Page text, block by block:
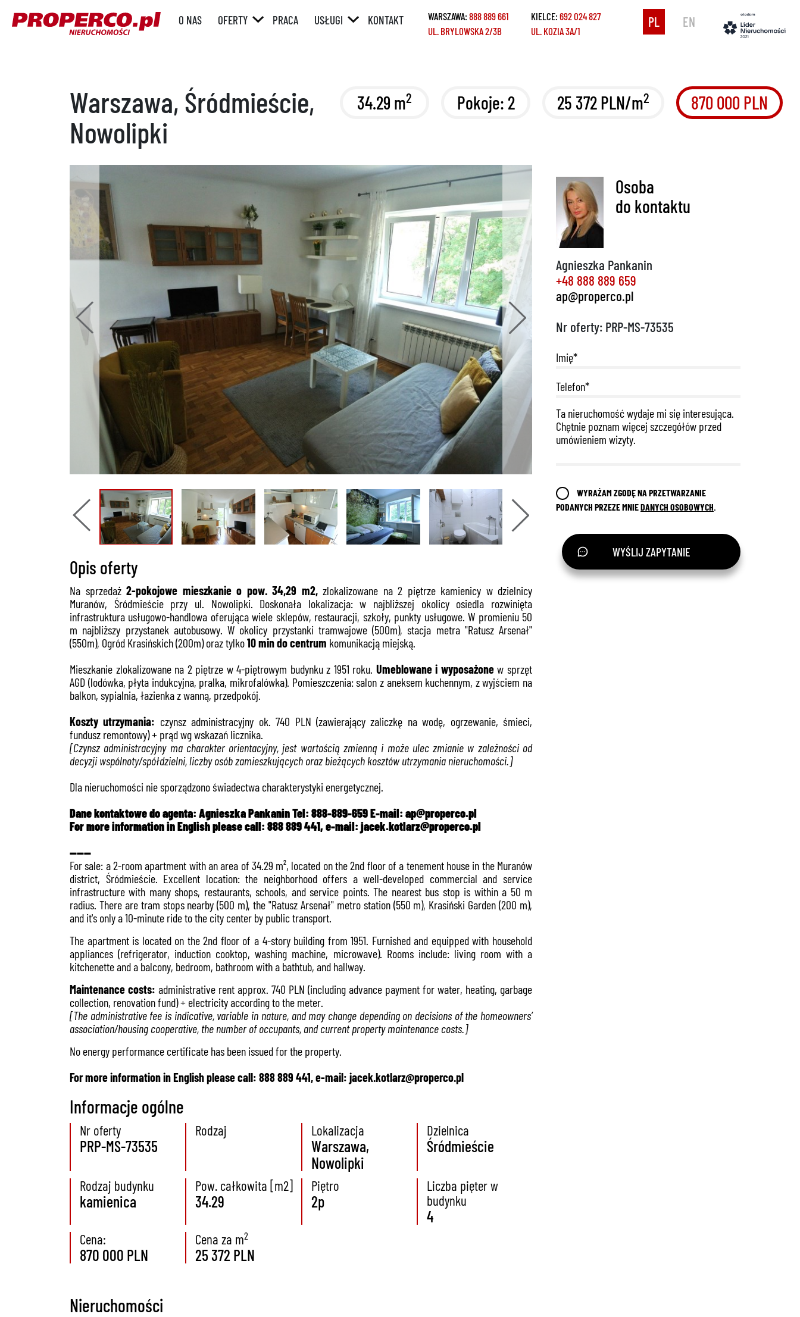
O NAS OFERTY PRACA USŁUGI
W ZAKUPIE /
REMONTY
HOME STAGING
KONTAKT WARSZAWA:888 889 661
UL. BRYLOWSKA 2/3B
KIELCE:692 024 827
UL. KOZIA 3A/1
PL EN
Warszawa, Śródmieście,
Nowolipki
34.29 m2 Pokoje: 2 25 372 PLN/m2 870 000 PLN
Opis oferty
Na sprzedaż 2-pokojowe mieszkanie o pow. 34,29 m2,zlokalizowane na 2 piętrze kamienicy w dzielnicy
Muranów, Śródmieście przy ul. Nowolipki. Doskonała lokalizacja: w najbliższej okolicy osiedla rozwinięta
infrastruktura usługowo-handlowa oferująca wiele sklepów, restauracji, szkoły, punkty usługowe. W promieniu 50
m najbliższy przystanek autobusowy. W okolicy przystanki tramwajowe (500m), stacja metra "Ratusz Arsenał"
(550m), Ogród Krasińskich (200m) oraz tylko10 min do centrum komunikacją miejską.
Mieszkanie zlokalizowane na 2 piętrze w 4-piętrowym budynku z 1951 roku. Umeblowane i wyposażonew sprzęt
AGD (lodówka, płyta indukcyjna, pralka, mikrofalówka). Pomieszczenia: salon z aneksem kuchennym, z wyjściem na
balkon, sypialnia, łazienka z wanną, przedpokój.
Koszty utrzymania: czynsz administracyjny ok. 740 PLN (zawierający zaliczkę na wodę, ogrzewanie, śmieci,
fundusz remontowy) + prąd wg wskazań licznika.
[Czynsz administracyjny ma charakter orientacyjny, jest wartością zmienną i może ulec zmianie w zależności od
decyzji wspólnoty/spółdzielni, liczby osób zamieszkujących oraz bieżących kosztów utrzymania nieruchomości.]
Dla nieruchomości nie sporządzono świadectwa charakterystyki energetycznej.
Dane kontaktowe do agenta: Agnieszka Pankanin Tel: 888-889-659 E-mail: ap@properco.pl
For more information in English please call: 888 889 441, e-mail: jacek.kotlarz@properco.pl
------
For sale: a 2-room apartment with an area of 34.29 m², located on the 2nd floor of a tenement house in the Muranów
district, Śródmieście. Excellent location: the neighborhood offers a well-developed commercial and service
infrastructure with many shops, restaurants, schools, and service points. The nearest bus stop is within a 50 m
radius. There are tram stops nearby (500 m), the "Ratusz Arsenał" metro station (550 m), Krasiński Garden (200 m),
and it's only a 10-minute ride to the city center by public transport.
The apartment is located on the 2nd floor of a 4-story building from 1951. Furnished and equipped with household
appliances (refrigerator, induction cooktop, washing machine, microwave). Rooms include: living room with a
kitchenette and a balcony, bedroom, bathroom with a bathtub, and hallway.
Maintenance costs: administrative rent approx. 740 PLN (including advance payment for water, heating, garbage
collection, renovation fund) + electricity according to the meter.
[The administrative fee is indicative, variable in nature, and may change depending on decisions of the homeowners’
association/housing cooperative, the number of occupants, and current property maintenance costs.]
No energy performance certificate has been issued for the property.
For more information in English please call: 888 889 441, e-mail: jacek.kotlarz@properco.pl
Informacje ogólne
Nr oferty
PRP-MS-73535
Rodzaj Lokalizacja
Warszawa,
Nowolipki
Dzielnica
Śródmieście
Rodzaj budynku
kamienica
Pow. całkowita [m2]
34.29
Piętro
2p
Liczba pięter w
budynku
4
Cena:
870 000 PLN
Cena za m2
25 372 PLN
Nieruchomości
Osoba
do kontaktu
Agnieszka Pankanin
+48 888 889 659
ap@properco.pl
Nr oferty: PRP-MS-73535
WYRAŻAM ZGODĘ NA PRZETWARZANIE
PODANYCH PRZEZE MNIEDANYCH OSOBOWYCH.
WYŚLIJ ZAPYTANIE